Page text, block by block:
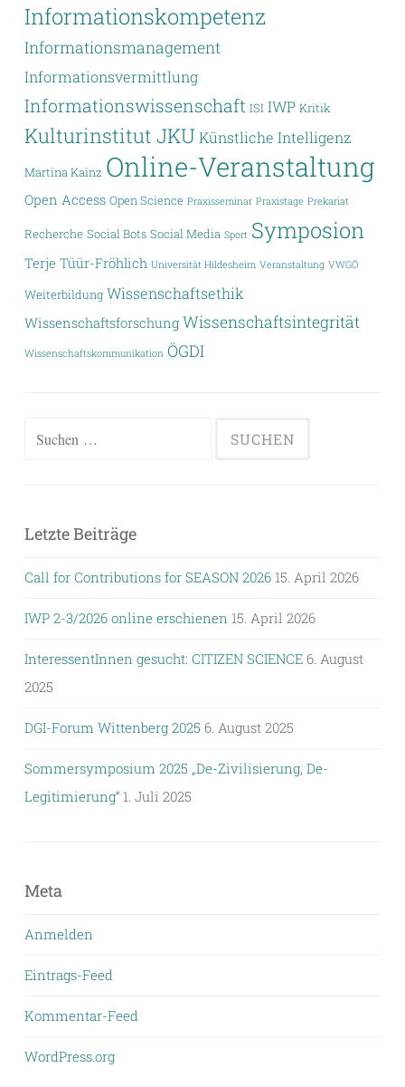
Informationskompetenz
Informationsmanagement
Informationsvermittlung
Informationswissenschaft ISI IWP Kritik
Kulturinstitut JKU Künstliche Intelligenz
Martina Kainz Online-Veranstaltung
Open Access Open Science Praxisseminar Praxistage Prekariat
Recherche Social Bots Social Media Sport Symposion
Terje Tüür-Fröhlich Universität Hildesheim Veranstaltung VWGÖ
Weiterbildung Wissenschaftsethik
Wissenschaftsforschung Wissenschaftsintegrität
Wissenschaftskommunikation ÖGDI
Suchen
Letzte Beiträge
Call for Contributions for SEASON 2026 15. April 2026
IWP 2-3/2026 online erschienen 15. April 2026
InteressentInnen gesucht: CITIZEN SCIENCE 6. August
2025
DGI-Forum Wittenberg 2025 6. August 2025
Sommersymposium 2025 „De-Zivilisierung, De-
Legitimierung“ 1. Juli 2025
Meta
Anmelden
Eintrags-Feed
Kommentar-Feed
WordPress.org